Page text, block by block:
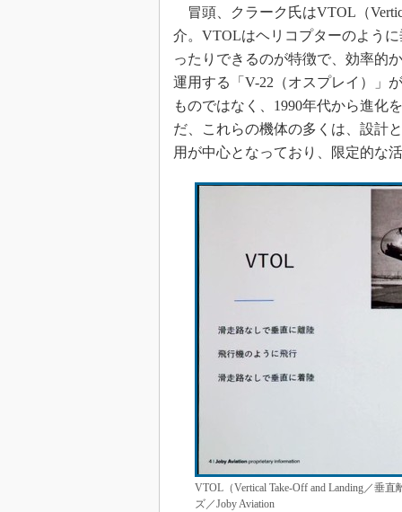
冒頭、クラーク氏はVTOL（
介。VTOLはヘリコプターのよう
ったりできるのが特徴で、効率的
運用する「V-22（オスプレイ）」
ものではなく、1990年代から進化
だ、これらの機体の多くは、設計
用が中心となっており、限定的な
VTOL（Vertical Take-Off and Landing／垂
ズ／Joby Aviation